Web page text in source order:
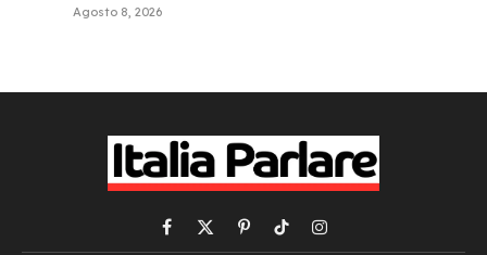
Agosto 8, 2026
Facebook
X
PinterestTikTokInstagram